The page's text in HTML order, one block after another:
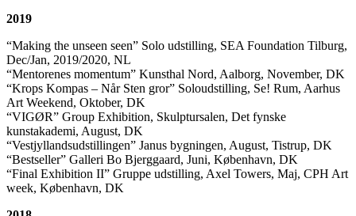
2019
“Making the unseen seen” Solo udstilling, SEA Foundation Tilburg,
Dec/Jan, 2019/2020, NL
“Mentorenes momentum” Kunsthal Nord, Aalborg, November, DK
“Krops Kompas – Når Sten gror” Soloudstilling, Se! Rum, Aarhus
Art Weekend, Oktober, DK
“VIGØR” Group Exhibition, Skulptursalen, Det fynske
kunstakademi, August, DK
“Vestjyllandsudstillingen” Janus bygningen, August, Tistrup, DK
“Bestseller” Galleri Bo Bjerggaard, Juni, København, DK
“Final Exhibition II” Gruppe udstilling, Axel Towers, Maj, CPH Art
week, København, DK